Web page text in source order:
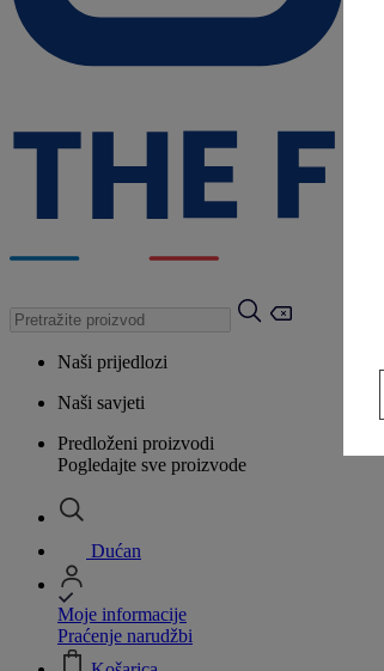
Naši prijedlozi
Naši savjeti
Predloženi proizvodi
Pogledajte sve proizvode
Dućan
Moje informacije
Praćenje narudžbi